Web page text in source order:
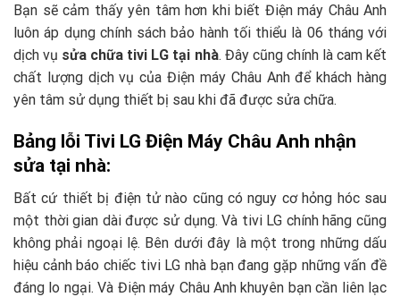
Bạn sẽ cảm thấy yên tâm hơn khi biết Điện máy Châu Anh
luôn áp dụng chính sách bảo hành tối thiểu là 06 tháng với
dịch vụ sửa chữa tivi LG tại nhà. Đây cũng chính là cam kết
chất lượng dịch vụ của Điện máy Châu Anh để khách hàng
yên tâm sử dụng thiết bị sau khi đã được sửa chữa.
Bảng lỗi Tivi LG Điện Máy Châu Anh nhận
sửa tại nhà:
Bất cứ thiết bị điện tử nào cũng có nguy cơ hỏng hóc sau
một thời gian dài được sử dụng. Và tivi LG chính hãng cũng
không phải ngoại lệ. Bên dưới đây là một trong những dấu
hiệu cảnh báo chiếc tivi LG nhà bạn đang gặp những vấn đề
đáng lo ngại. Và Điện máy Châu Anh khuyên bạn cần liên lạc